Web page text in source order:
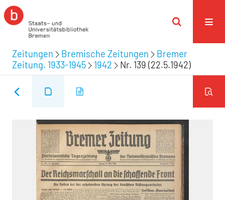
Zeitungen Bremische Zeitungen
Bremer
Zeitung. 1933-1945
1942 Nr. 139 (22.5.1942)